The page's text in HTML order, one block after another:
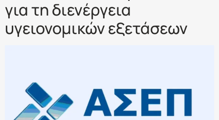
για τη διενέργεια
υγειονομικών εξετάσεων